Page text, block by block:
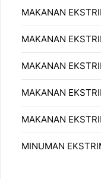
MAKANAN
MAKANAN
MAKANAN
MAKANAN
MAKANAN
MINUMAN